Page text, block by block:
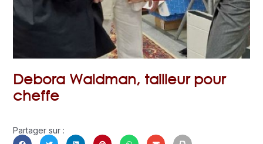
Debora Waldman, tailleur pour
cheffe
Partager sur :